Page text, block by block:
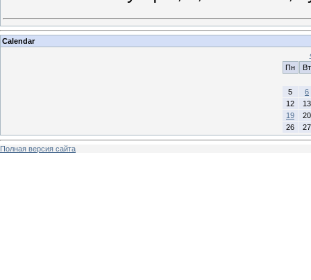
Calendar
Пн
Вт
5
6
12
13
19
20
26
27
Полная версия сайта